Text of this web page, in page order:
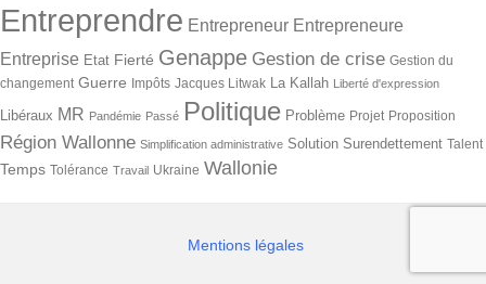
Entreprendre Entrepreneur Entrepreneure
Entreprise Etat Fierté Genappe Gestion de crise Gestion du
changement Guerre Impôts Jacques Litwak La Kallah Liberté d'expression
Libéraux MR Pandémie Passé Politique Problème Projet Proposition
Région Wallonne Simplification administrative Solution Surendettement Talent
Temps Tolérance Travail Ukraine Wallonie
Mentions légales